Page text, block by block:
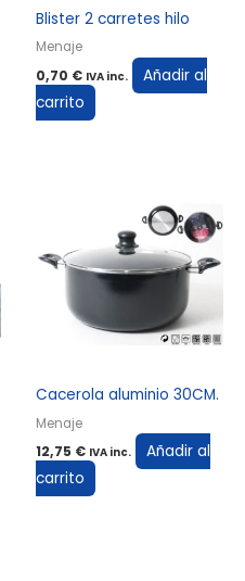
Blister 2 carretes hilo
Menaje
0,70 € IVA inc.
Añadir al
carrito
Cacerola aluminio 30CM.
Menaje
12,75 € IVA inc.
Añadir al
carrito